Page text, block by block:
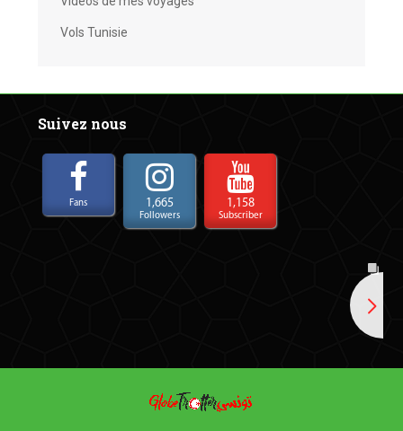
Vols Tunisie
Suivez nous
Fans 1,665
Followers
1,158
Subscriber